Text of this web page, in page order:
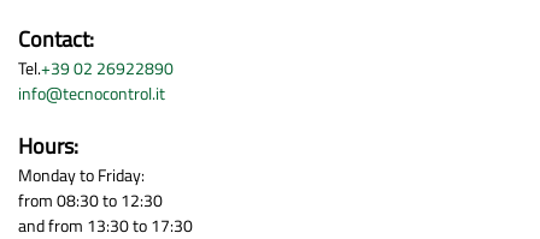
Contact:
Tel.+39 02 26922890
info@tecnocontrol.it
Hours:
Monday to Friday:
from 08:30 to 12:30
and from 13:30 to 17:30